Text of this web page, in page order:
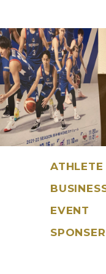
ATHLETE
EVENT
SPONSER